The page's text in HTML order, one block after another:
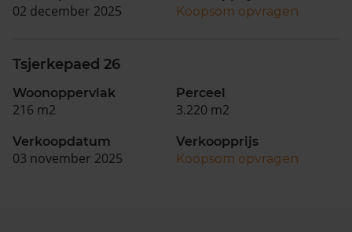
02 december 2025
Koopsom opvragen
Tsjerkepaed 26
Woonoppervlak
216 m2
Perceel
3.220 m2
Verkoopdatum
03 november 2025
Verkoopprijs
Koopsom opvragen